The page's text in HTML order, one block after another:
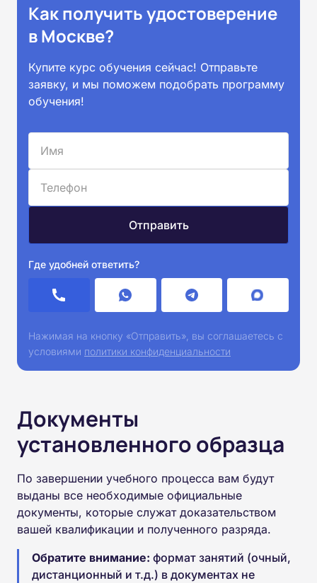
Как получить удостоверение
в Москве?
Купите курс обучения сейчас! Отправьте
заявку, и мы поможем подобрать программу
обучения!
Где удобней ответить?
Нажимая на кнопку «Отправить», вы соглашаетесь с
условиями политики конфиденциальности
Документы
установленного образца
По завершении учебного процесса вам будут
выданы все необходимые официальные
документы, которые служат доказательством
вашей квалификации и полученного разряда.
Обратите внимание: формат занятий (очный,
дистанционный и т.д.) в документах не